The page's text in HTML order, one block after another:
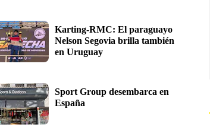
Karting-RMC: El paraguayo
Nelson Segovia brilla también
en Uruguay
Sport Group desembarca en
España